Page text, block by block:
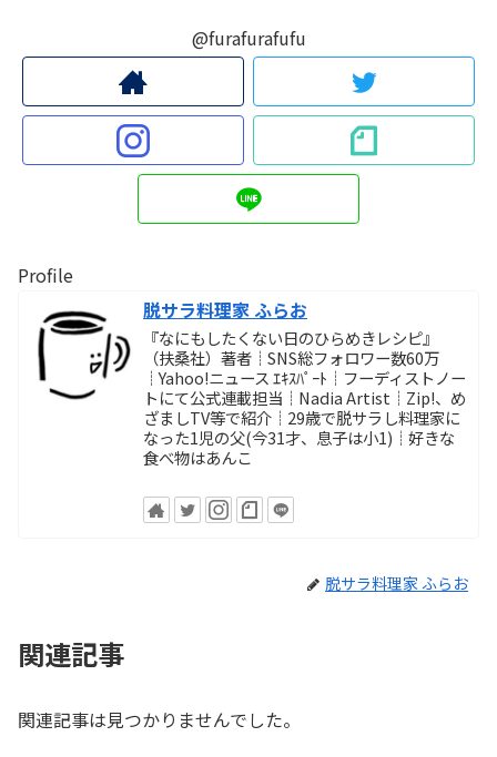
@furafurafufu
Profile
脱サラ料理家 ふらお
『なにもしたくない日のひらめきレシピ』
（扶桑社）著者┊SNS総フォロワー数60万
┊Yahoo!ニュース ｴｷｽﾊﾟｰﾄ┊フーディストノー
トにて公式連載担当┊Nadia Artist┊Zip!、め
ざましTV等で紹介┊29歳で脱サラし料理家に
なった1児の父(今31才、息子は小1)┊好きな
食べ物はあんこ
脱サラ料理家 ふらお
関連記事
関連記事は見つかりませんでした。